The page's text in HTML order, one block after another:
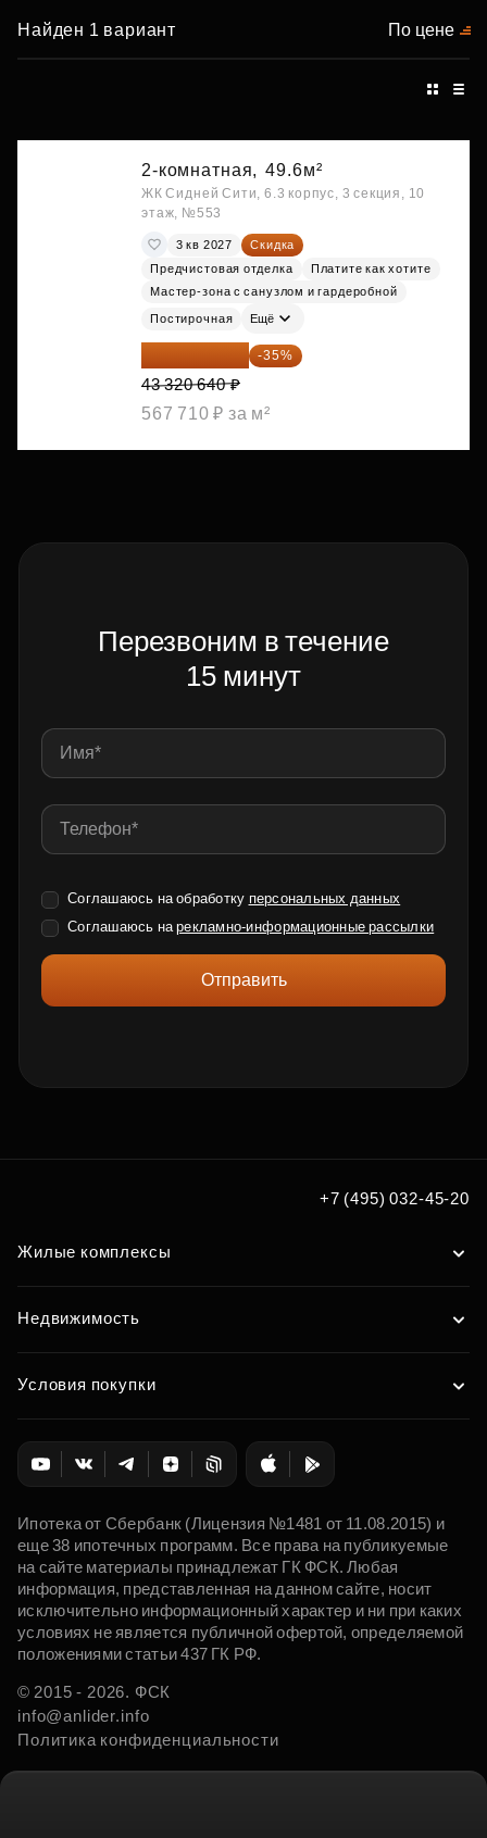
Найден 1 вариант По цене
2-комнатная, 49.6м²
ЖК Сидней Сити, 6.3 корпус, 3 секция, 10
этаж, №553
3 кв 2027
Скидка
Предчистовая отделка
Платите как хотите
Мастер-зона с санузлом и гардеробной
Постирочная Ещё
28 158 416 ₽ -35%
43 320 640 ₽
567 710 ₽ за м²
Перезвоним в течение
15 минут
Соглашаюсь на обработку персональных данных
Соглашаюсь нарекламно-информационные рассылки
Отправить
+7 (495) 032-45-20
Жилые комплексы
Недвижимость
Условия покупки
Ипотека от Сбербанк (Лицензия №1481 от 11.08.2015) и
еще 38 ипотечных программ. Все права на публикуемые
на сайте материалы принадлежат ГК ФСК. Любая
информация, представленная на данном сайте, носит
исключительно информационный характер и ни при каких
условиях не является публичной офертой, определяемой
положениями статьи 437 ГК РФ.
© 2015 - 2026. ФСК
info@anlider.info
Политика конфиденциальности